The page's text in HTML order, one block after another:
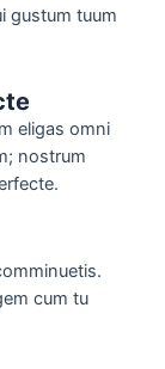
gustum tuum
eligas omni
nostrum
cum tu